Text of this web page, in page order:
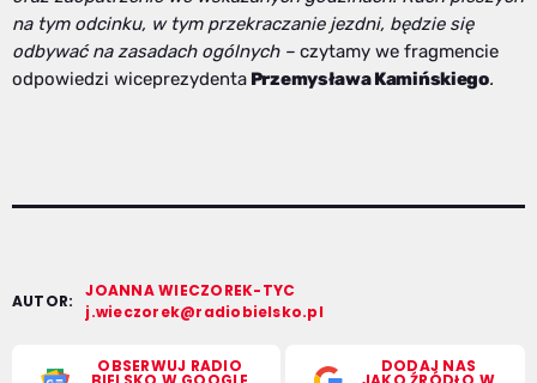
na tym odcinku, w tym przekraczanie jezdni, będzie się
odbywać na zasadach ogólnych – czytamy we fragmencie
odpowiedzi wiceprezydenta Przemysława Kamińskiego.
AUTOR:
JOANNA WIECZOREK-TYC
j.wieczorek@radiobielsko.pl
OBSERWUJ RADIO DODAJ NAS